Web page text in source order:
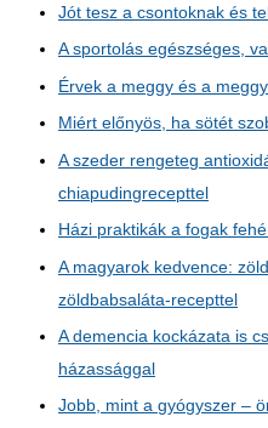
Jót tesz a csontoknak és
A sportolás egészséges,
Érvek a meggy és a
Miért előnyös, ha sötét
A szeder rengeteg
chiapudingrecepttel
Házi praktikák a fogak
A magyarok kedvence:
zöldbabsaláta-recepttel
A demencia kockázata is
házassággal
Jobb, mint a gyógyszer –